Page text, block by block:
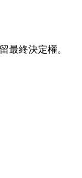
最終決定權。